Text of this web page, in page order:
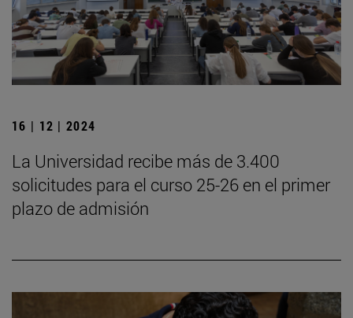
16 | 12 | 2024
La Universidad recibe más de 3.400
solicitudes para el curso 25-26 en el primer
plazo de admisión